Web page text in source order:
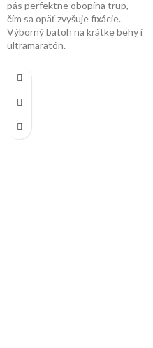
pás perfektne obopína trup,
čím sa opäť zvyšuje fixácie.
Výborný batoh na krátke behy i
ultramaratón.